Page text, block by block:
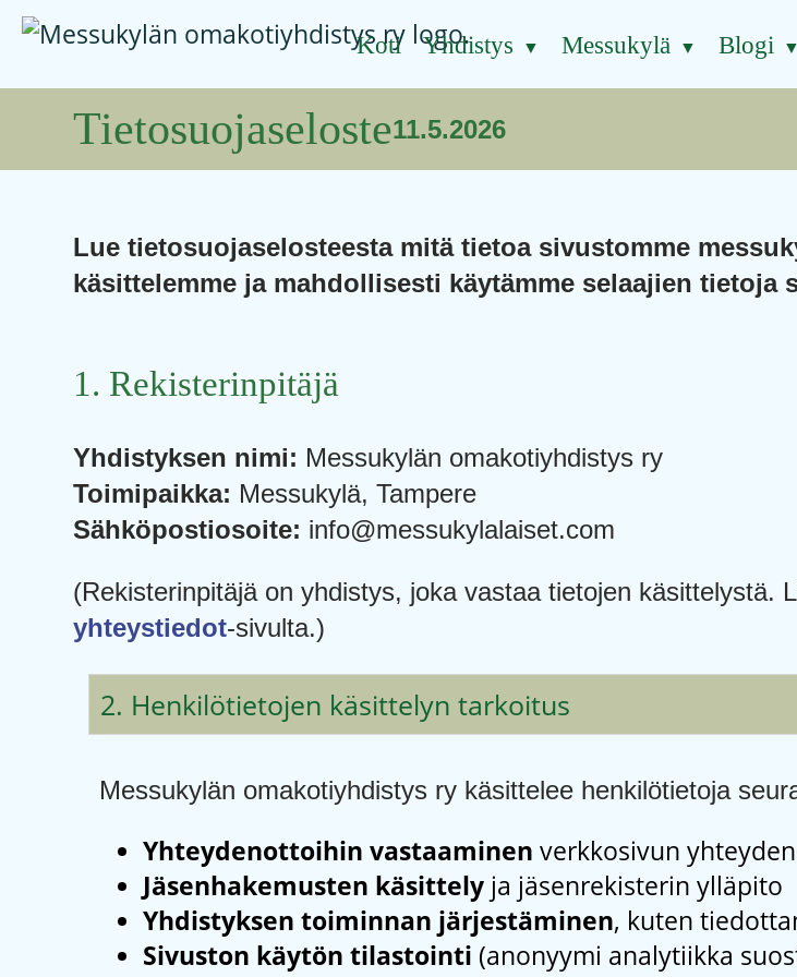
Koti Yhdistys Messukylä Blogi
Tietosuojaseloste11.5.2026
Lue tietosuojaselosteesta mitä tietoa sivustomme
käsittelemme ja mahdollisesti käytämme selaajien tietoja
1. Rekisterinpitäjä
Yhdistyksen nimi: Messukylän omakotiyhdistys ry
Toimipaikka: Messukylä, Tampere
Sähköpostiosoite: info@messukylalaiset.com
(Rekisterinpitäjä on yhdistys, joka vastaa tietojen käsittelystä.
yhteystiedot-sivulta.)
2. Henkilötietojen käsittelyn tarkoitus
Messukylän omakotiyhdistys ry käsittelee henkilötietoja
Yhteydenottoihin vastaaminen verkkosivun
Jäsenhakemusten käsittelyja jäsenrekisterin ylläpito
Yhdistyksen toiminnan järjestäminen, kuten
Sivuston käytön tilastointi (anonyymi analytiikka